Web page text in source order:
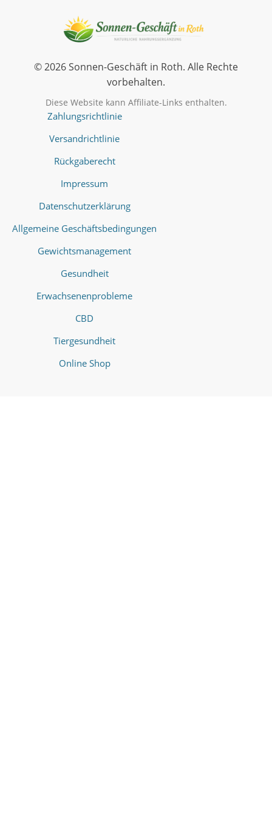
© 2026 Sonnen-Geschäft in Roth. Alle Rechte
vorbehalten.
Diese Website kann Affiliate-Links enthalten.
Zahlungsrichtlinie
Versandrichtlinie
Rückgaberecht
Impressum
Datenschutzerklärung
Allgemeine Geschäftsbedingungen
Gewichtsmanagement
Gesundheit
Erwachsenenprobleme
CBD
Tiergesundheit
Online Shop